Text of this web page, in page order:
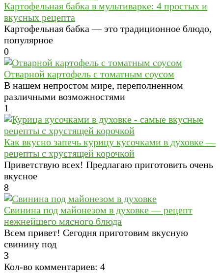
Картофельная бабка в мультиварке: 4 простых и
вкусных рецепта
Картофельная бабка — это традиционное блюдо,
популярное
0
Отварной картофель с томатным соусом
В нашем непростом мире, переполненном
различными возможностями
1
Как вкусно запечь курицу кусочками в духовке —
рецепты с хрустящей корочкой
Приветствую всех! Предлагаю приготовить очень
вкусное
8
Свинина под майонезом в духовке — рецепт
нежнейшего мясного блюда
Всем привет! Сегодня приготовим вкусную
свинину под
3
Кол-во комментариев: 4